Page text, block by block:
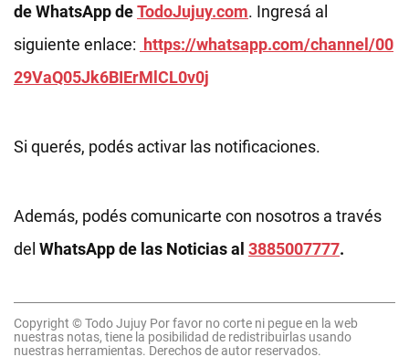
de WhatsApp deTodoJujuy.com. Ingresá al
siguiente enlace: https://whatsapp.com/channel/00
29VaQ05Jk6BIErMlCL0v0j
Si querés, podés activar las notificaciones.
Además, podés comunicarte con nosotros a través
del WhatsApp de las Noticias al 3885007777.
Copyright © Todo Jujuy Por favor no corte ni pegue en la web
nuestras notas, tiene la posibilidad de redistribuirlas usando
nuestras herramientas. Derechos de autor reservados.